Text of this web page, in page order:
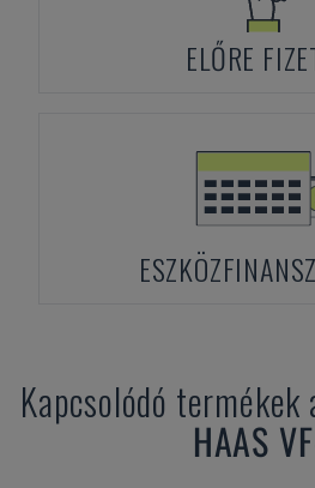
ELŐRE
Kapcsolódó termékek
HAAS